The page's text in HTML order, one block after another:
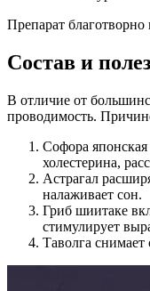
Препарат
Состав и
В отличие от
проводимость.
Софора японская
холестерина,
Астрагал
налаживает сон.
Гриб шиитаке
стимулирует
Таволга